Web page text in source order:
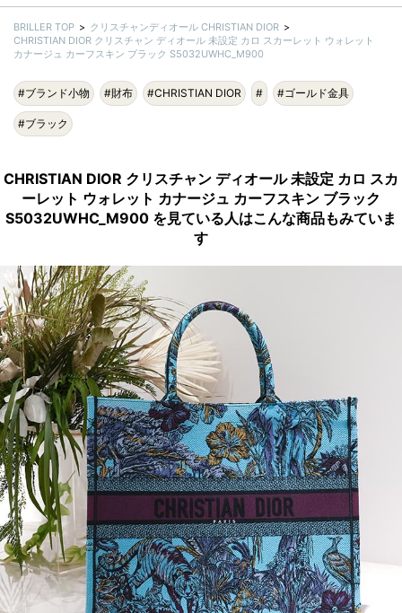
BRILLER TOP
クリスチャンディオール CHRISTIAN DIOR
CHRISTIAN DIOR クリスチャン ディオール 未設定 カロ スカーレット ウォレット
カナージュ カーフスキン ブラック S5032UWHC_M900
#ブランド小物 #財布 #CHRISTIAN DIOR # #ゴールド金具
#ブラック
CHRISTIAN DIOR クリスチャン ディオール 未設定 カロ スカ
ーレット ウォレット カナージュ カーフスキン ブラック
S5032UWHC_M900 を見ている人はこんな商品もみていま
す